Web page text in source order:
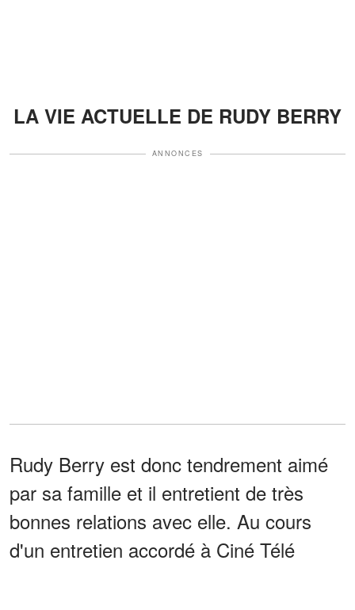
LA VIE ACTUELLE DE RUDY BERRY
ANNONCES
Rudy Berry est donc tendrement aimé
par sa famille et il entretient de très
bonnes relations avec elle. Au cours
d'un entretien accordé à Ciné Télé